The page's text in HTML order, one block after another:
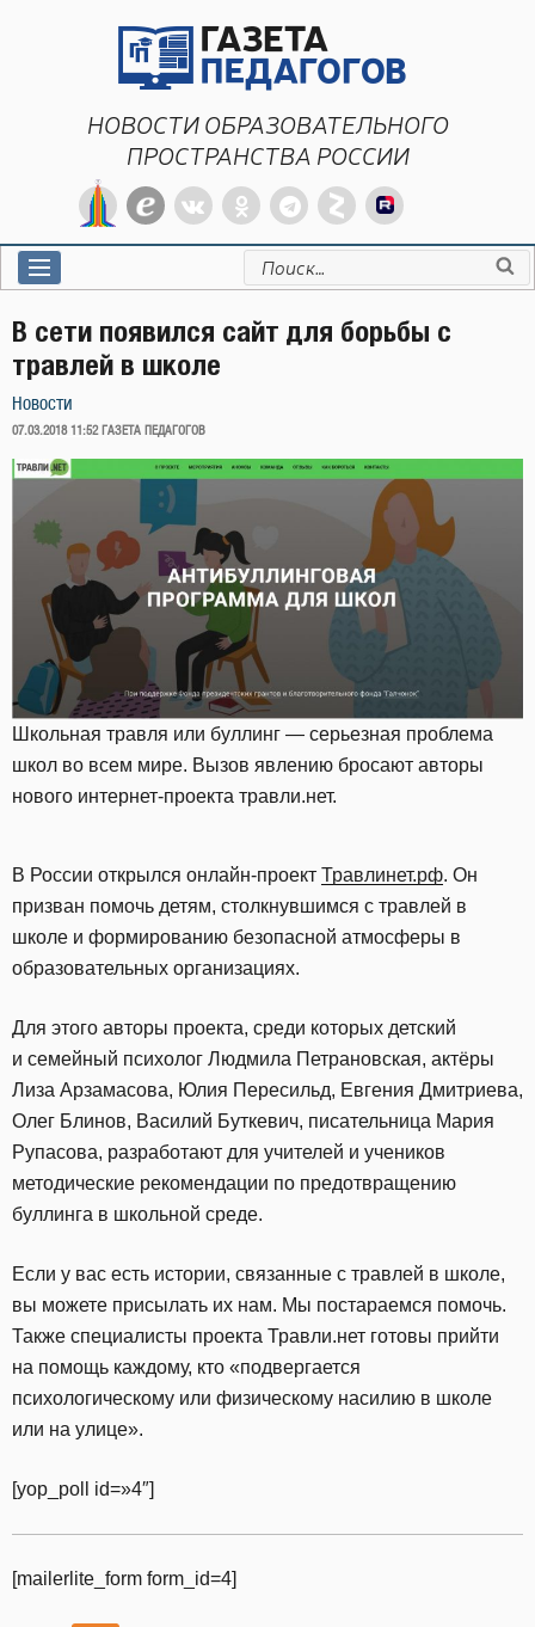
НОВОСТИ ОБРАЗОВАТЕЛЬНОГО
ПРОСТРАНСТВА РОССИИ
Искать:
В сети появился сайт для борьбы с
травлей в школе
Новости
ОПУБЛИКОВАНО
07.03.2018 11:52 ГАЗЕТА ПЕДАГОГОВ
Школьная травля или буллинг — серьезная проблема
школ во всем мире. Вызов явлению бросают авторы
нового интернет-проекта травли.нет.
В России открылся онлайн-проект Травлинет.рф. Он
призван помочь детям, столкнувшимся с травлей в
школе и формированию безопасной атмосферы в
образовательных организациях.
Для этого авторы проекта, среди которых детский
и семейный психолог Людмила Петрановская, актёры
Лиза Арзамасова, Юлия Пересильд, Евгения Дмитриева,
Олег Блинов, Василий Буткевич, писательница Мария
Рупасова, разработают для учителей и учеников
методические рекомендации по предотвращению
буллинга в школьной среде.
Если у вас есть истории, связанные с травлей в школе,
вы можете присылать их нам. Мы постараемся помочь.
Также специалисты проекта Травли.нет готовы прийти
на помощь каждому, кто «подвергается
психологическому или физическому насилию в школе
или на улице».
[yop_poll id=»4″]
[mailerlite_form form_id=4]